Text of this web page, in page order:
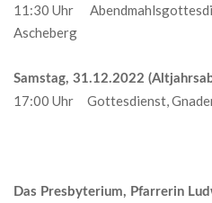
11:30 Uhr
Ascheberg
Samstag, 31.12.2022
17:00 Uhr Gottesdienst,
Das Presbyterium, Pfarrerin